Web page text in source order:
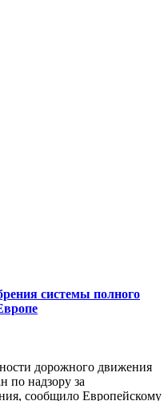
системы полного
по надзору за
сообщило Европейскому